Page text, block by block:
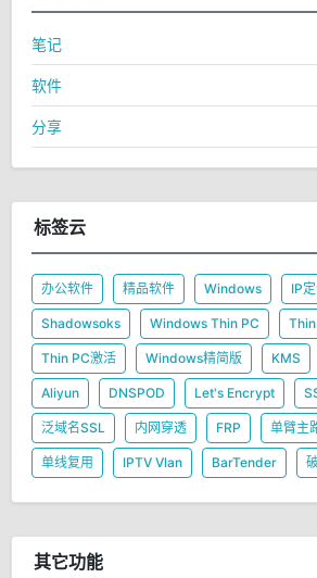
笔记
软件
分享
标签云
办公软件 精品软件 Windows IP
Shadowsoks Windows Thin PC
Thin PC激活 Windows精简版 KMS
Aliyun DNSPOD Let's Encrypt
泛域名SSL 内网穿透 FRP 单臂主
单线复用 IPTV Vlan BarTender
其它功能